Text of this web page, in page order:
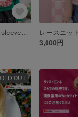
レースニッ
3,600円
OUT